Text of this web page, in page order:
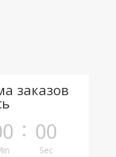
заказов
: 00
Sec